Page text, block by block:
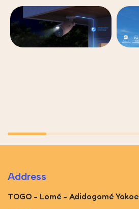
Address
TOGO - Lomé - Adidogomé Yokoe